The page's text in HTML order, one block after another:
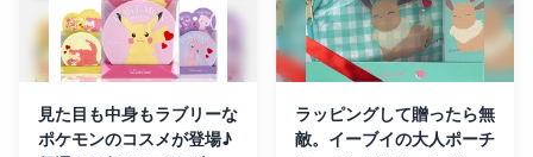
見た目も中身もラブリーな
ポケモンのコスメが登場♪
ラッピングして贈ったら無
敵。イーブイの大人ポーチ